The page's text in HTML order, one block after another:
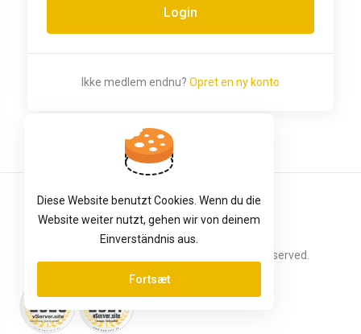
Ikke medlem endnu? Opret en ny konto
Copyright © 2026 vServer.site. All Rights Reserved.
Dansk
Diese Website benutzt Cookies. Wenn du die
Website weiter nutzt, gehen wir von deinem
Einverständnis aus.
Fortsæt